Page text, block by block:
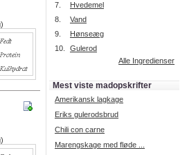
Intelligent søgning
Få foreslået opskrifter.
Prøv vores nye "Foreslå
Læs mere her.
7.
Hvedemel
8.
Vand
9.
Hønseæg
10.
Gulerod
Alle Ingredienser
Mest viste madopskrifter
Amerikansk lagkage
Eriks gulerodsbrud
Chili con carne
Marengskage med fløde ...